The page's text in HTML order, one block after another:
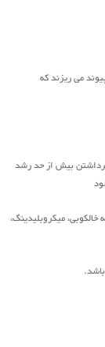
بر اثر شوک پیوند می ریزند که
بیش از حد رشد
میکروبلیدینگ،